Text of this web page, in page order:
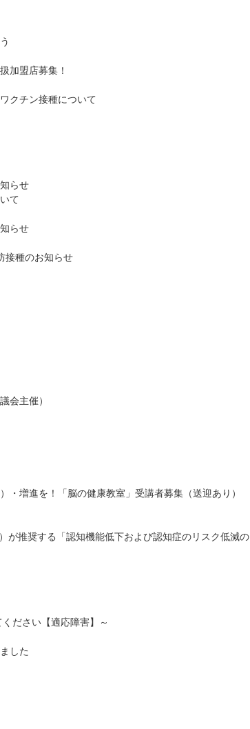
加盟店募集！
クチン接種について
らせ
て
らせ
接種のお知らせ
会主催）
・増進を！「脳の健康教室」受講者募集（送迎あり）
が推奨する「認知機能低下および認知症のリスク低減の
ださい【適応障害】～
した